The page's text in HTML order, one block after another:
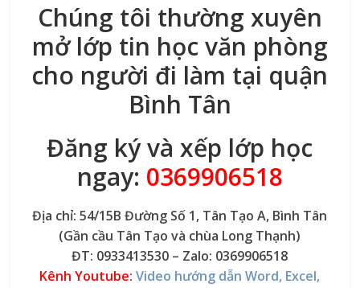
Chúng tôi thường xuyên
mở lớp tin học văn phòng
cho người đi làm tại quận
Bình Tân
Đăng ký và xếp lớp học
ngay: 0369906518
Địa chỉ: 54/15B Đường Số 1, Tân Tạo A, Bình Tân
(Gần cầu Tân Tạo và chùa Long Thạnh)
ĐT: 0933413530 – Zalo: 0369906518
Kênh Youtube: Video hướng dẫn Word, Excel,